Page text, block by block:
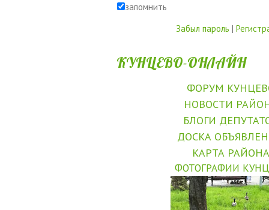
запомнить
Забыл пароль |
КУНЦЕВО-ОНЛАЙН
ФОРУМ
НОВОСТИ
БЛОГИ
ДОСКА
КАРТА РАЙОНА
ФОТОГРАФИИ